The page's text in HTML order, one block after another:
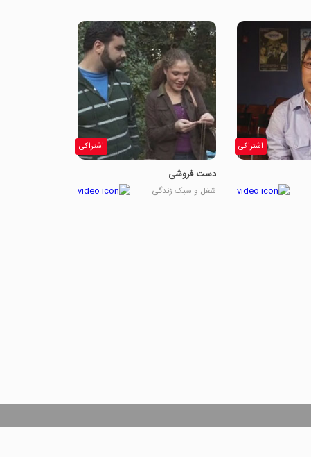
اشتراکی اشتراکی
دست فروشی
شغل و سبک زندگی